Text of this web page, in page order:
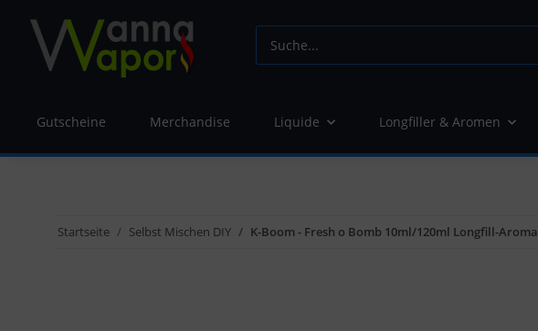
Gutscheine Merchandise Liquide Longfiller & Aromen
Startseite Selbst Mischen DIY K-Boom - Fresh o Bomb 10ml/120ml Longfill-Aroma